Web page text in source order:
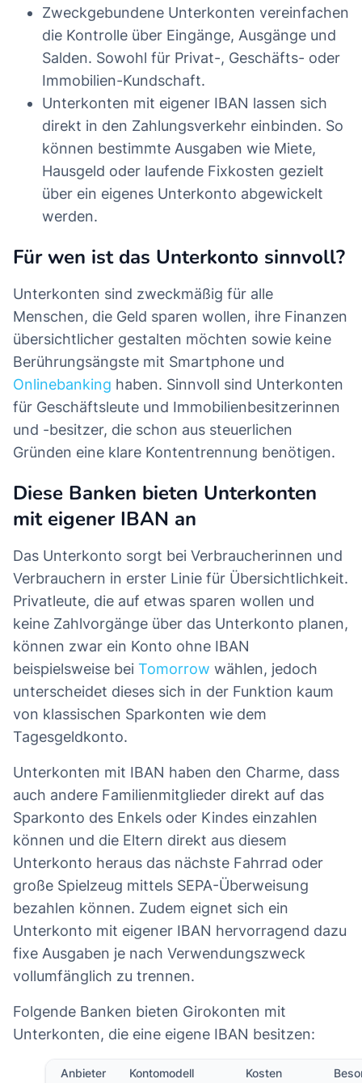
Zweckgebundene Unterkonten vereinfachen
die Kontrolle über Eingänge, Ausgänge und
Salden. Sowohl für Privat-, Geschäfts- oder
Immobilien-Kundschaft.
Unterkonten mit eigener IBAN lassen sich
direkt in den Zahlungsverkehr einbinden. So
können bestimmte Ausgaben wie Miete,
Hausgeld oder laufende Fixkosten gezielt
über ein eigenes Unterkonto abgewickelt
werden.
Für wen ist das Unterkonto sinnvoll?
Unterkonten sind zweckmäßig für alle
Menschen, die Geld sparen wollen, ihre Finanzen
übersichtlicher gestalten möchten sowie keine
Berührungsängste mit Smartphone und
Onlinebanking haben. Sinnvoll sind Unterkonten
für Geschäftsleute und Immobilienbesitzerinnen
und -besitzer, die schon aus steuerlichen
Gründen eine klare Kontentrennung benötigen.
Diese Banken bieten Unterkonten
mit eigener IBAN an
Das Unterkonto sorgt bei Verbraucherinnen und
Verbrauchern in erster Linie für Übersichtlichkeit.
Privatleute, die auf etwas sparen wollen und
keine Zahlvorgänge über das Unterkonto planen,
können zwar ein Konto ohne IBAN
beispielsweise bei Tomorrow wählen, jedoch
unterscheidet dieses sich in der Funktion kaum
von klassischen Sparkonten wie dem
Tagesgeldkonto.
Unterkonten mit IBAN haben den Charme, dass
auch andere Familienmitglieder direkt auf das
Sparkonto des Enkels oder Kindes einzahlen
können und die Eltern direkt aus diesem
Unterkonto heraus das nächste Fahrrad oder
große Spielzeug mittels SEPA-Überweisung
bezahlen können. Zudem eignet sich ein
Unterkonto mit eigener IBAN hervorragend dazu
fixe Ausgaben je nach Verwendungszweck
vollumfänglich zu trennen.
Folgende Banken bieten Girokonten mit
Unterkonten, die eine eigene IBAN besitzen:
Anbieter Kontomodell Kosten